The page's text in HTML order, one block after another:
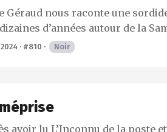
Géraud nous raconte une
d’années autour de la
où les tueurs et les
occuper les enquêteurs à
· #810 · Noir
avoir lu L’Inconnu de la poste